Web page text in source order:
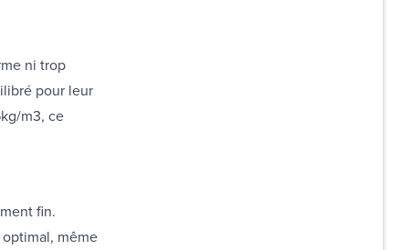
ni trop
pour leur
m3, ce
fin.
même